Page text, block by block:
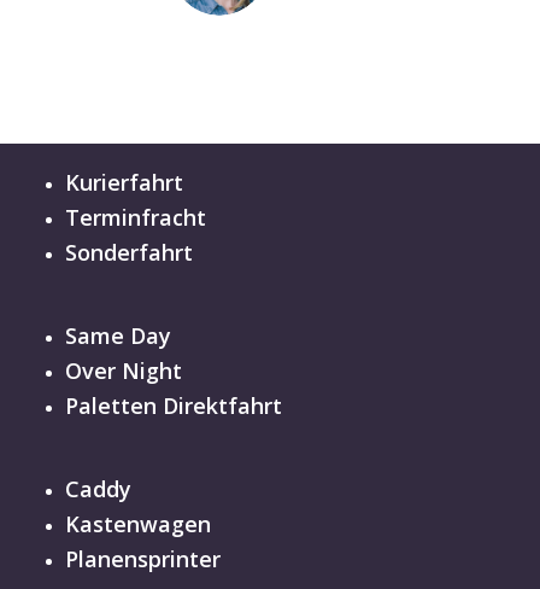
Kurierfahrt
Terminfracht
Sonderfahrt
Same Day
Over Night
Paletten Direktfahrt
Caddy
Kastenwagen
Planensprinter